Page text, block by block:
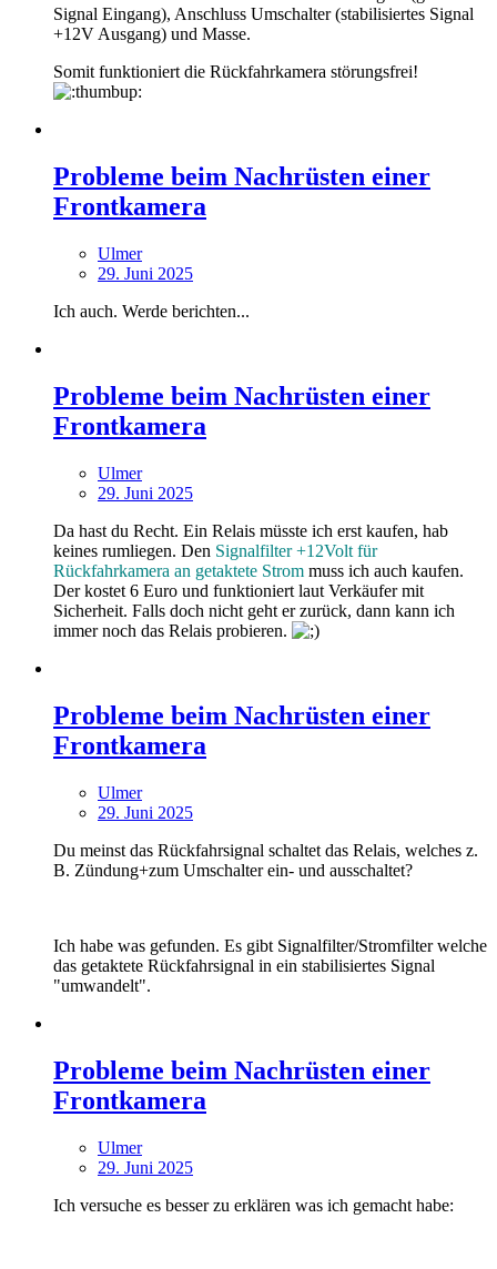
Signal Eingang), Anschluss Umschalter (stabilisiertes Signal
+12V Ausgang) und Masse.
Somit funktioniert die Rückfahrkamera störungsfrei!
Probleme beim Nachrüsten einer
Frontkamera
Ulmer
29. Juni 2025
Ich auch. Werde berichten...
Probleme beim Nachrüsten einer
Frontkamera
Ulmer
29. Juni 2025
Da hast du Recht. Ein Relais müsste ich erst kaufen, hab
keines rumliegen. Den Signalfilter +12Volt für
Rückfahrkamera an getaktete Strom muss ich auch kaufen.
Der kostet 6 Euro und funktioniert laut Verkäufer mit
Sicherheit. Falls doch nicht geht er zurück, dann kann ich
immer noch das Relais probieren.
Probleme beim Nachrüsten einer
Frontkamera
Ulmer
29. Juni 2025
Du meinst das Rückfahrsignal schaltet das Relais, welches z.
B. Zündung+zum Umschalter ein- und ausschaltet?
Ich habe was gefunden. Es gibt Signalfilter/Stromfilter welche
das getaktete Rückfahrsignal in ein stabilisiertes Signal
"umwandelt".
Probleme beim Nachrüsten einer
Frontkamera
Ulmer
29. Juni 2025
Ich versuche es besser zu erklären was ich gemacht habe: